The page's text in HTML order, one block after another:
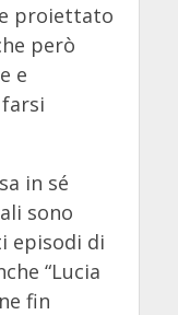
proiettato
però
e
in sé
sono
episodi di
“Lucia
fin